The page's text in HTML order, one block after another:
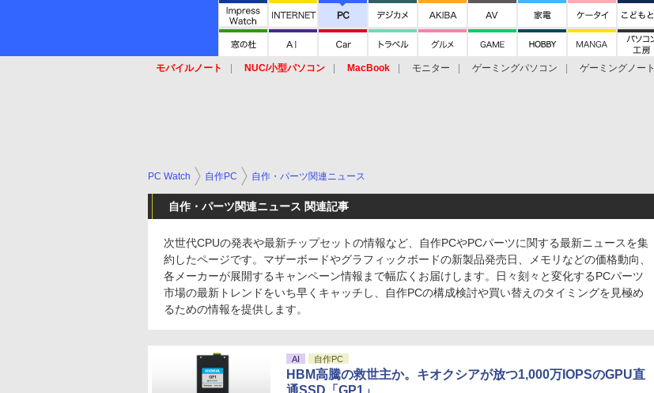
モバイルノート NUC/小型パソコン MacBook モニター ゲーミングパソコン ゲーミングノート
PC Watch 自作PC 自作・パーツ関連ニュース
自作・パーツ関連ニュース 関連記事
次世代CPUの発表や最新チップセットの情報など、自作PCやPCパーツに関する最新ニュースを集
約したページです。マザーボードやグラフィックボードの新製品発売日、メモリなどの価格動向、
各メーカーが展開するキャンペーン情報まで幅広くお届けします。日々刻々と変化するPCパーツ
市場の最新トレンドをいち早くキャッチし、自作PCの構成検討や買い替えのタイミングを見極め
るための情報を提供します。
AI 自作PC
HBM高騰の救世主か。キオクシアが放つ1,000万IOPSのGPU直
通SSD「GP1」